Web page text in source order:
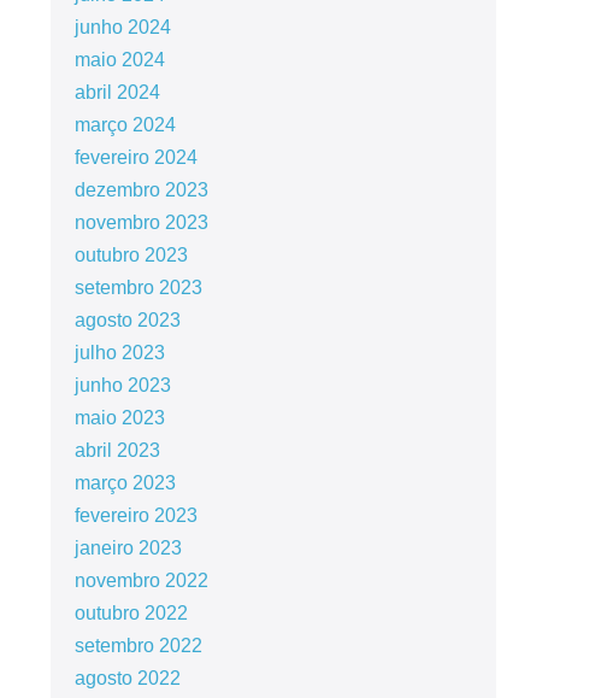
junho 2024
maio 2024
abril 2024
março 2024
fevereiro 2024
dezembro 2023
novembro 2023
outubro 2023
setembro 2023
agosto 2023
julho 2023
junho 2023
maio 2023
abril 2023
março 2023
fevereiro 2023
janeiro 2023
novembro 2022
outubro 2022
setembro 2022
agosto 2022